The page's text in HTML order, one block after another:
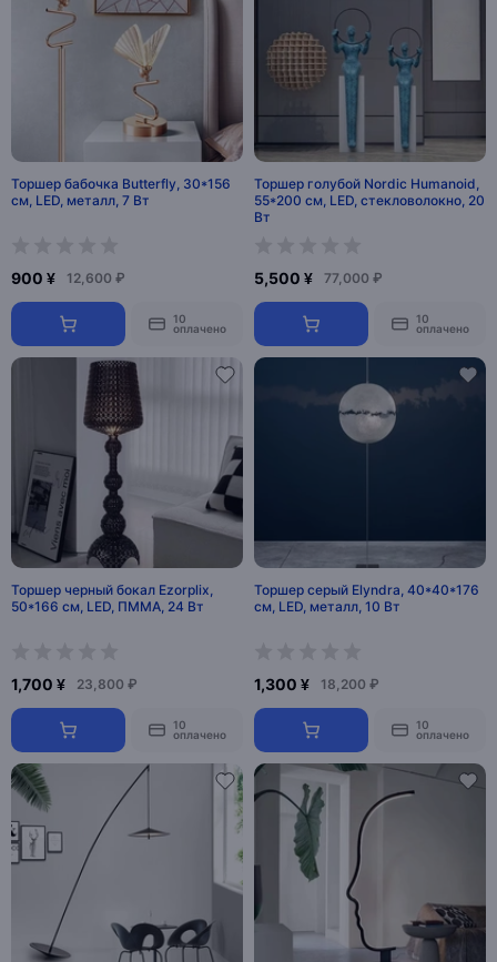
Торшер бабочка Butterfly, 30*156
см, LED, металл, 7 Вт
900 ¥ 12,600 ₽
10
оплачено
Торшер голубой Nordic Humanoid,
55*200 см, LED, стекловолокно, 20
Вт
5,500 ¥ 77,000 ₽
10
оплачено
Торшер черный бокал Ezorplix,
50*166 см, LED, ПММА, 24 Вт
1,700 ¥ 23,800 ₽
10
оплачено
Торшер серый Elyndra, 40*40*176
см, LED, металл, 10 Вт
1,300 ¥ 18,200 ₽
10
оплачено